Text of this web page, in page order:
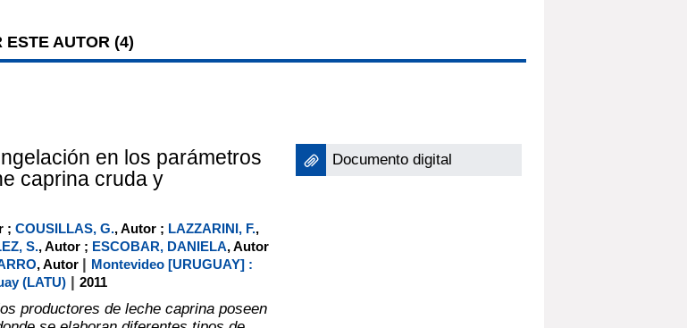
ESTE AUTOR (4)
en los parámetros
caprina cruda y
; COUSILLAS, G., Autor ; LAZZARINI, F.,
S., Autor ; ESCOBAR, DANIELA, Autor
, Autor | Montevideo [URUGUAY] :
(LATU)| 2011
productores de leche caprina poseen
Documento digital